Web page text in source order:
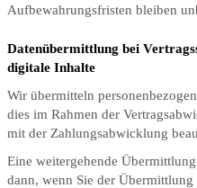
Aufbewahrungsfristen bleiben
Datenübermittlung bei
digitale Inhalte
Wir übermitteln
dies im Rahmen der
mit der Zahlungsabwicklung
Eine weitergehende
dann, wenn Sie der